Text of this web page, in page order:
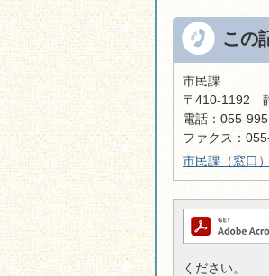
この
市民課
〒410-1192
電話：055-
ファクス：
市民課（窓口
ください。